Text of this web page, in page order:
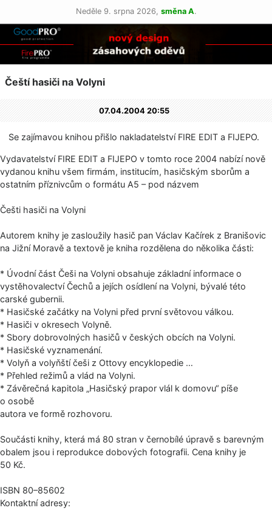
Neděle 9. srpna 2026, směna A.
Čeští hasiči na Volyni
07.04.2004 20:55
Se zajímavou knihou přišlo nakladatelství FIRE EDIT a FIJEPO.
Vydavatelství FIRE EDIT a FIJEPO v tomto roce 2004 nabízí nově
vydanou knihu všem firmám, institucím, hasičským sborům a
ostatním příznivcům o formátu A5 – pod názvem
Češti hasiči na Volyni
Autorem knihy je zasloužily hasič pan Václav Kačírek z Branišovic
na Jižní Moravě a textově je kniha rozdělena do několika části:
* Úvodní část Češi na Volyni obsahuje základní informace o
vystěhovalectví Čechů a jejích osídlení na Volyni, bývalé této
carské gubernii.
* Hasičské začátky na Volyni před první světovou válkou.
* Hasiči v okresech Volyně.
* Sbory dobrovolných hasičů v českých obcích na Volyni.
* Hasičské vyznamenání.
* Volyň a volyňští češi z Ottovy encyklopedie …
* Přehled režimů a vlád na Volyni.
* Závěrečná kapitola „Hasičský prapor vlál k domovu“ píše
o osobě
autora ve formě rozhovoru.
Součásti knihy, která má 80 stran v černobílé úpravě s barevným
obalem jsou i reprodukce dobových fotografii. Cena knihy je
50 Kč.
ISBN 80–85602
Kontaktní adresy: